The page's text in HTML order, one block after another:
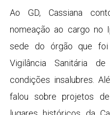
Ao GD, Cassiana
nomeação ao cargo no
sede do órgão que
Vigilância Sanitária
condições insalubres.
falou sobre projetos